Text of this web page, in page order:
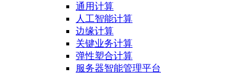
通用计算
人工智能计算
边缘计算
关键业务计算
弹性塑合计算
服务器智能管理平台